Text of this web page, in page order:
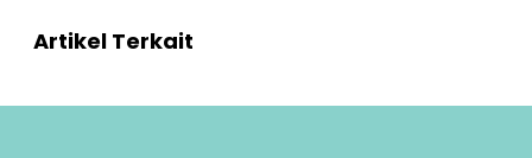
Artikel Terkait